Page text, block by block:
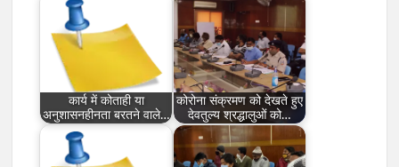
कार्य में कोताही या
अनुशासनहीनता बरतने वाले…
कोरोना संक्रमण को देखते हुए
देवतुल्य श्रद्धालुओं को…